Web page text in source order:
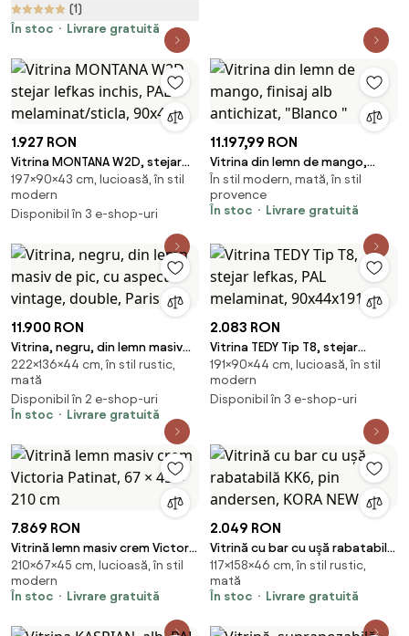
(1)
În stoc
Livrare gratuită
1.927 RON
Vitrina MONTANA W2D, stejar
lefkas inchis, PAL
melaminat/sticla, 90x43
197×90×43 cm, lucioasă, în stil
modern
Disponibil în 3 e-shop-uri
11.197,99 RON
Vitrina din lemn de mango,
finisaj alb antichizat, "Blanco "
În stil modern, mată, în stil
provence
În stoc
Livrare gratuită
11.900 RON
Vitrina, negru, din lemn masiv
de pic, cu aspect vintage,
double, Paris
222×136×44 cm, în stil rustic,
mată
Disponibil în 2 e-shop-uri
În stoc
Livrare gratuită
2.083 RON
Vitrina TEDY Tip T8, stejar
lefkas, PAL melaminat,
90x44x191 cm
191×90×44 cm, lucioasă, în stil
modern
Disponibil în 3 e-shop-uri
7.869 RON
Vitrină lemn masiv crem Victoria
Patinat, 67 × 45 × 210 cm
210×67×45 cm, lucioasă, în stil
modern
În stoc
Livrare gratuită
2.049 RON
Vitrină cu bar cu uşă rabatabilă
KK6, pin andersen, KORA NEW
117×158×46 cm, în stil rustic,
mată
În stoc
Livrare gratuită